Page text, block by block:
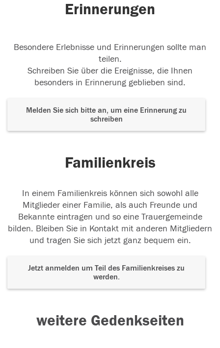
Erinnerungen
Besondere Erlebnisse und Erinnerungen sollte man
teilen.
Schreiben Sie über die Ereignisse, die Ihnen
besonders in Erinnerung geblieben sind.
Melden Sie sich bitte an, um eine Erinnerung zu
schreiben
Familienkreis
In einem Familienkreis können sich sowohl alle
Mitglieder einer Familie, als auch Freunde und
Bekannte eintragen und so eine Trauergemeinde
bilden. Bleiben Sie in Kontakt mit anderen Mitgliedern
und tragen Sie sich jetzt ganz bequem ein.
Jetzt anmelden um Teil des Familienkreises zu
werden.
weitere Gedenkseiten